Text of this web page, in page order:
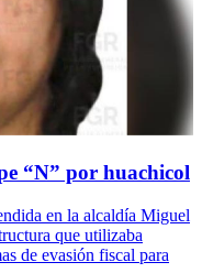
“N” por huachicol
en la alcaldía Miguel
que utilizaba
de evasión fiscal para